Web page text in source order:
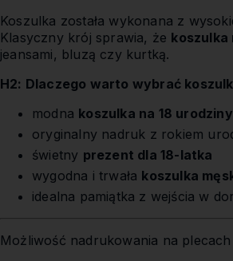
Koszulka została wykonana z
Klasyczny krój sprawia, że koszulka
jeansami, bluzą czy kurtką.
H2: Dlaczego warto wybrać
modna koszulka na 18 urodziny
oryginalny nadruk z rokiem
świetny prezent dla 18-latka
wygodna i trwała koszulka
idealna pamiątka z wejścia w
Możliwość nadrukowania na